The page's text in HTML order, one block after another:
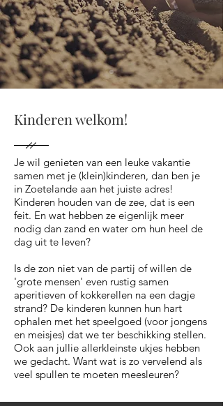
Kinderen welkom!
Je wil genieten van een leuke vakantie
samen met je (klein)kinderen, dan ben je
in Zoetelande aan het juiste adres!
Kinderen houden van de zee, dat is een
feit. En wat hebben ze eigenlijk meer
nodig dan zand en water om hun heel de
dag uit te leven?
Is de zon niet van de partij of willen de
'grote mensen' even rustig samen
aperitieven of kokkerellen na een dagje
strand? De kinderen kunnen hun hart
ophalen met het speelgoed (voor jongens
en meisjes) dat we ter beschikking stellen.
Ook aan jullie allerkleinste ukjes hebben
we gedacht. Want wat is zo vervelend als
veel spullen te moeten meesleuren?